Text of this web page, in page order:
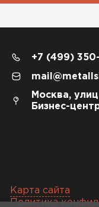
+7 (499)
Москва,
Бизнес-
Карта сайта
Политика